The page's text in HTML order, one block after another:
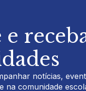
notícias,
na comunidade